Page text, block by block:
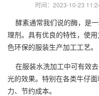
时间：2023-10-23
酵素通常我们说的酶，是
理剂。具有优良的特性，使
色环保的服装生产加工工艺。
在服装水洗加工中可有效
光的效果。特别在各类牛仔
力、节约成本。